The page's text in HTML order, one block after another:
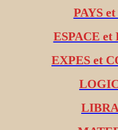
PAYS
ESPACE
EXPES et